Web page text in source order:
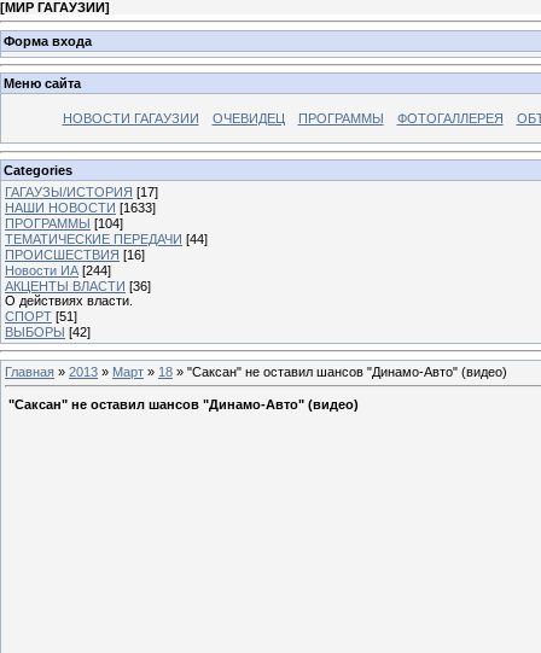
[МИР ГАГАУЗИИ]
Форма входа
Меню сайта
НОВОСТИ ГАГАУЗИИ ОЧЕВИДЕЦ ПРОГРАММЫ ФОТОГАЛЛЕРЕЯ
Categories
ГАГАУЗЫ/ИСТОРИЯ [17]
НАШИ НОВОСТИ [1633]
ПРОГРАММЫ [104]
ТЕМАТИЧЕСКИЕ ПЕРЕДАЧИ [44]
ПРОИСШЕСТВИЯ [16]
Новости ИА [244]
АКЦЕНТЫ ВЛАСТИ [36]
О действиях власти.
СПОРТ [51]
ВЫБОРЫ [42]
Главная » 2013 » Март » 18 » "Саксан" не оставил шансов "Динамо-Авто" (видео)
"Саксан" не оставил шансов "Динамо-Авто" (видео)